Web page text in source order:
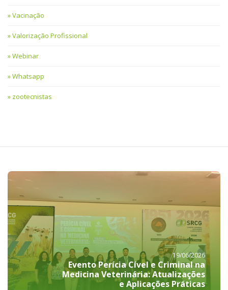
Vacinação
Valorização Profissional
Webinar
Whatsapp
zootecnistas
19/06/2026
Evento Perícia Cível e Criminal na
Medicina Veterinária: Atualizações
e Aplicações Práticas